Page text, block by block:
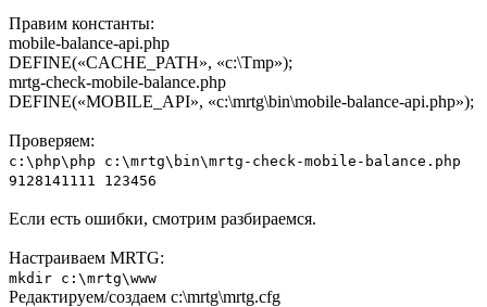
Правим константы:
mobile-balance-api.php
DEFINE(«CACHE_PATH», «c:\Tmp»);
mrtg-check-mobile-balance.php
DEFINE(«MOBILE_API», «c:\mrtg\bin\mobile-balance-api.php»);
Проверяем:
c:\php\php c:\mrtg\bin\mrtg-check-mobile-balance.php
9128141111 123456
Если есть ошибки, смотрим разбираемся.
Настраиваем MRTG:
mkdir c:\mrtg\www
Редактируем/создаем c:\mrtg\mrtg.cfg